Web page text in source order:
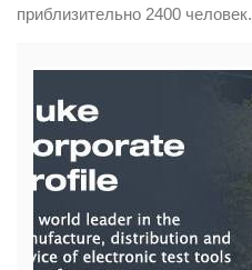
приблизительно 2400 человек.